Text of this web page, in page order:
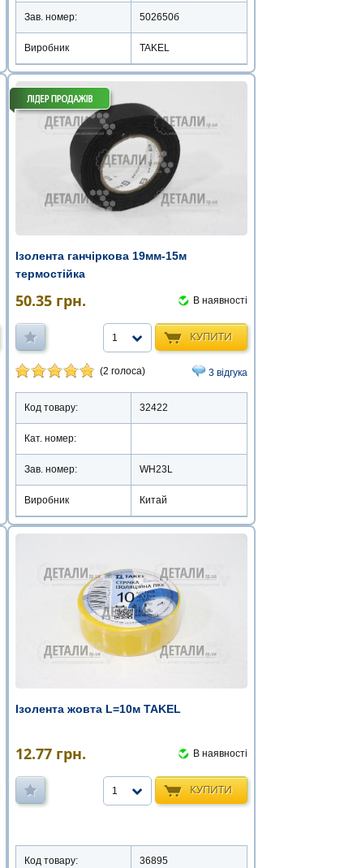
Зав. номер: 502650б
Виробник TAKEL
Ізолента ганчіркова 19мм-15м
термостійка
50.35 грн. В наявності
КУПИТИ
1
(2 голоса) 3 відгука
Код товару: 32422
Кат. номер:
Зав. номер: WH23L
Виробник Китай
Ізолента жовта L=10м TAKEL
12.77 грн. В наявності
КУПИТИ
1
Код товару: 36895